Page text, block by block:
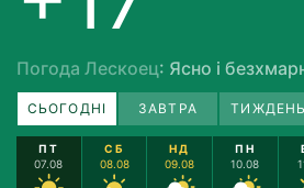
Погода Лескоец: Ясно і
СЬОГОДНІ ЗАВТРА ТИЖДЕНЬ
ПТ
07.08
СБ
08.08
НД
09.08
ПН
10.08